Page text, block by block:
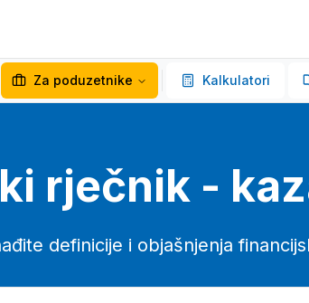
Za poduzetnike Kalkulatori
rječnik -
definicije i objašnjenja